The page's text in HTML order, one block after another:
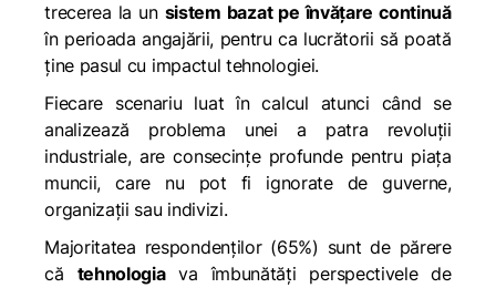
trecerea la un sistem bazat pe învăţare continuă
în perioada angajării, pentru ca lucrătorii să poată
ţine pasul cu impactul tehnologiei.
Fiecare scenariu luat în calcul atunci când se
analizează problema unei a patra revoluții
industriale, are consecinţe profunde pentru piaţa
muncii, care nu pot fi ignorate de guverne,
organizaţii sau indivizi.
Majoritatea respondenţilor (65%) sunt de părere
că tehnologiava îmbunătăţi perspectivele de